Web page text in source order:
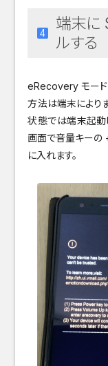
端末に
ルする
eRecovery モード
方法は端末により
状態では端末起動
画面で音量キーの
に入れます。